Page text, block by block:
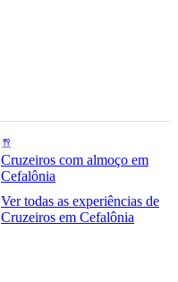
Cruzeiros com almoço em
Cefalônia
Ver todas as experiências de
Cruzeiros em Cefalônia